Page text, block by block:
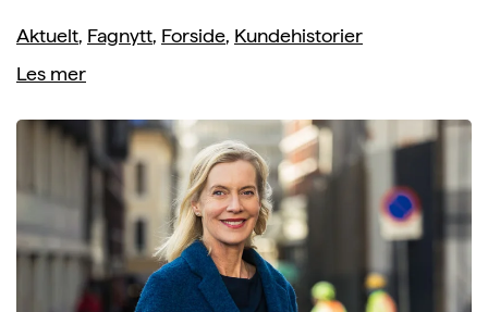
Aktuelt, Fagnytt, Forside, Kundehistorier
Les mer